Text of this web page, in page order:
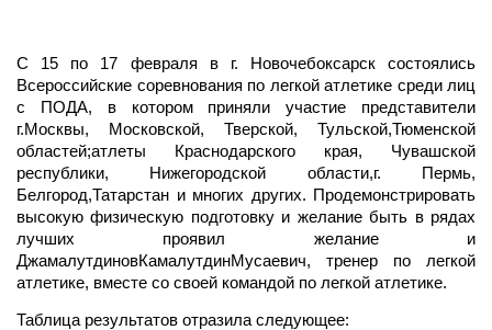
С 15 по 17 февраля в г. Новочебоксарск состоялись
Всероссийские соревнования по легкой атлетике среди лиц
с ПОДА, в котором приняли участие представители
г.Москвы, Московской, Тверской, Тульской,Тюменской
областей;атлеты Краснодарского края, Чувашской
республики, Нижегородской области,г. Пермь,
Белгород,Татарстан и многих других. Продемонстрировать
высокую физическую подготовку и желание быть в рядах
лучших проявил желание и
ДжамалутдиновКамалутдинМусаевич, тренер по легкой
атлетике, вместе со своей командой по легкой атлетике.
Таблица результатов отразила следующее: